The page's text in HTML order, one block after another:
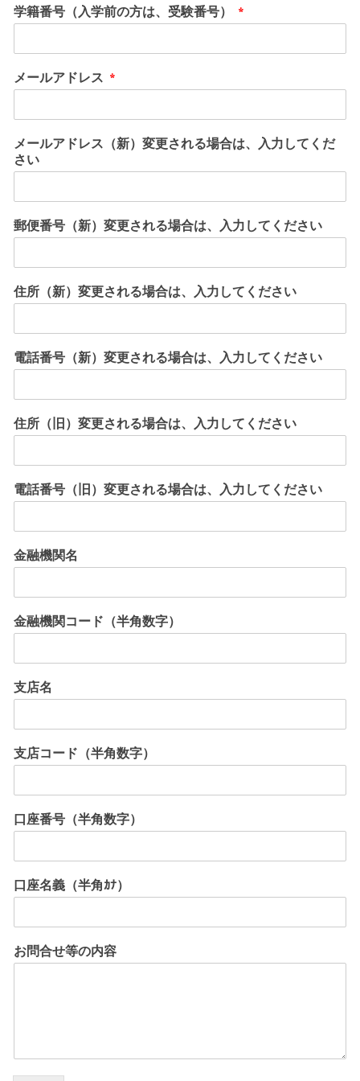
学籍番号（入学前の方は、受験番号） *
メールアドレス *
メールアドレス（新）変更される場合は、入力してくだ
さい
郵便番号（新）変更される場合は、入力してください
住所（新）変更される場合は、入力してください
電話番号（新）変更される場合は、入力してください
住所（旧）変更される場合は、入力してください
電話番号（旧）変更される場合は、入力してください
金融機関名
金融機関コード（半角数字）
支店名
支店コード（半角数字）
口座番号（半角数字）
口座名義（半角ｶﾅ）
お問合せ等の内容